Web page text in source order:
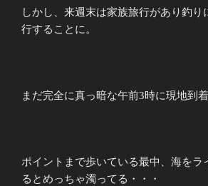
しかし、来週末は家族旅行があり釣り
行することに。
まだ完全に真っ暗な午前3時に現地到着
ポイントまで歩いている最中、海をラ
るとめっちゃ濁ってる・・・